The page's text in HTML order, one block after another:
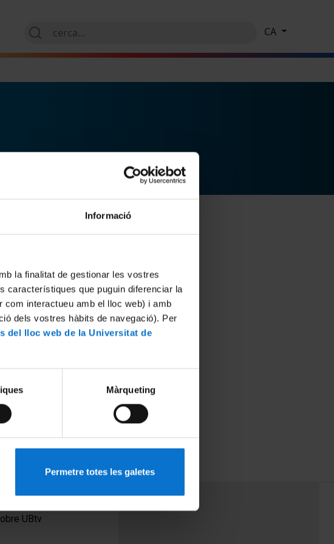
Informació
la finalitat de gestionar les vostres
característiques que puguin diferenciar la
interactueu amb el lloc web) i amb
dels vostres hàbits de navegació). Per
del lloc web de la Universitat de
Màrqueting
Permetre totes les galetes
CA
PEU 2
UBtv
PEU 3